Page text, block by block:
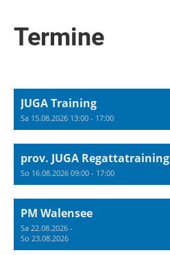
Termine
JUGA Training
Sa 15.08.2026 13:00 - 17:00
prov. JUGA Regattatraining
So 16.08.2026 09:00 - 17:00
PM Walensee
Sa 22.08.2026 -
So 23.08.2026